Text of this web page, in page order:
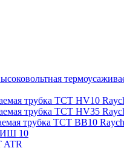
трубка TCT HV10
трубка TCT HV35
трубка TCT BB10
10
ATR